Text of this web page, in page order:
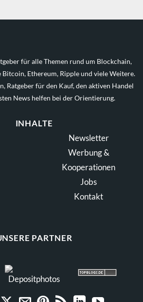
für alle Themen rund um Blockchain,
Ethereum, Ripple und viele Weitere.
Ratgeber für den Kauf, den aktiven Handel
News helfen bei der Orientierung.
INHALTE
Newsletter
Werbung &
Kooperationen
Jobs
Kontakt
PARTNER